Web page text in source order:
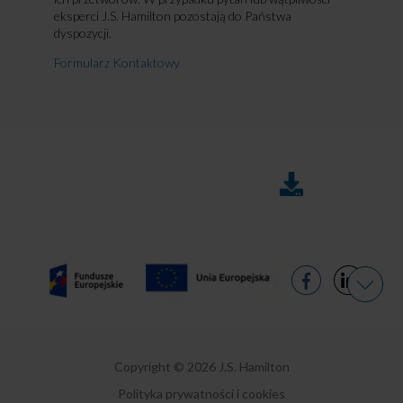
eksperci J.S. Hamilton pozostają do Państwa
dyspozycji.
Formularz Kontaktowy
DO
Copyright © 2026 J.S. Hamilton
Polityka prywatności i cookies